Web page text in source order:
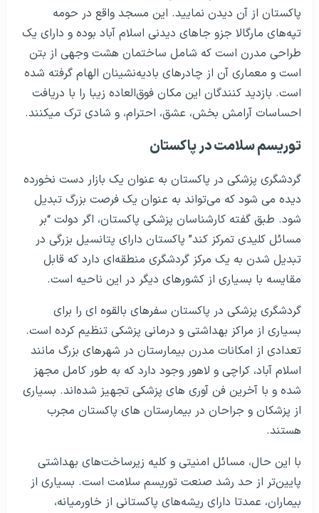
پاکستان از آن دیدن نمایید. این مسجد واقع در حومه
تپه‌های مارگالا جزو جاهای دیدنی اسلام آباد بوده و دارای یک
طراحی مدرن است که شامل ساختمان هشت وجهی از بتن
است و معماری آن از چادرهای بادیه‌نشینان الهام گرفته شده
است. بازدید کنندگان این مکان فوق‌العاده زیبا را با دریافت
احساسات آرامش بخش، عشق، احترام، و شادی ترک می­کنند.
توریسم سلامت در پاکستان
گردشگری پزشکی در پاکستان به عنوان یک بازار دست نخورده
دیده می شود که می‌تواند به عنوان یک فرصت بزرگ تبدیل
شود. طبق گفته کارشناسان پزشکی پاکستان، اگر دولت “بر
مسائل کلیدی تمرکز کند” پاکستان دارای پتانسیل بزرگی در
تبدیل شدن به یک مرکز گردشگری منطقه‌ای دارد که قابل
مقایسه با بسیاری از کشورهای دیگر در این ناحیه است.
گردشگری پزشکی در پاکستان سفرهای بالقوه ای را برای
بسیاری از مراکز بهداشتی و درمانی پزشکی تنظیم کرده است.
تعدادی از امکانات مدرن بیمارستان در شهرهای بزرگ مانند
اسلام آباد، کراچی و لاهور وجود دارد که به طور کامل مجهز
شده و با آخرین فن آوری های پزشکی تجهیز شده‌اند. بسیاری
از پزشکان و جراحان در بیمارستان های پاکستان مجرب
هستند.
با این حال، مسائل امنیتی و کلیه زیرساخت‌های بهداشتی
پایین‌تر از حد رشد صنعت توریسم سلامت است. بسیاری از
بیماران، عمدتا دارای ریشه­‌های پاکستانی از خاورمیانه،